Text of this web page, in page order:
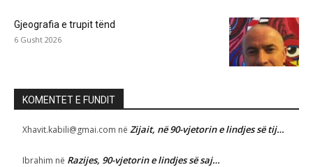
Gjeografia e trupit tënd
6 Gusht 2026
KOMENTET E FUNDIT
Xhavit.kabili@gmai.com në Zijait, në 90-vjetorin e lindjes së tij…
Ibrahim në Razijes, 90-vjetorin e lindjes së saj…